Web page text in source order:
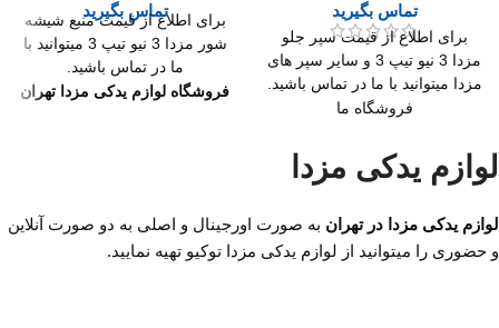
تماس بگیرید
برای اطلاع از قیمت سپر جلو
مزدا 3 نیو تیپ 3 و سایر سپر های
مزدا میتوانید با ما در تماس باشید.
فروشگاه ما
امیرکبیر (چراغ برق)
،تقاطع خیابان ملت
،مجتمع تجاری سپهر،طبقه
اول واحد F124
تماس بگیرید
برای اطلاع از قیمت منبع شیشه
شور مزدا 3 نیو تیپ 3 میتوانید با
ما در تماس باشید.
فروشگاه لوازم یدکی مزدا تهران
اول واحد F124
ساعت کار فروشگاه
لوازم یدکی مزدا
لوازم یدکی مزدا در تهران به صورت اورجینال و اصلی به دو صورت آنلاین
و حضوری را میتوانید از لوازم یدکی مزدا توکیو تهیه نمایید.